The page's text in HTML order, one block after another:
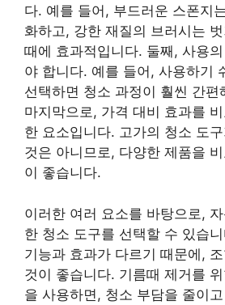
다. 예를 들어, 부드러운 스폰지
화하고, 강한 재질의 브러시는
때에 효과적입니다. 둘째, 사용
야 합니다. 예를 들어, 사용하기
선택하면 청소 과정이 훨씬 간편
마지막으로, 가격 대비 효과를
한 요소입니다. 고가의 청소 도
것은 아니므로, 다양한 제품을
이 좋습니다.
이러한 여러 요소를 바탕으로,
한 청소 도구를 선택할 수 있습
기능과 효과가 다르기 때문에,
것이 좋습니다. 기름때 제거를
을 사용하면, 청소 부담을 줄이